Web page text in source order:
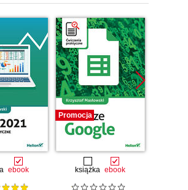
ebook
Promocja
książka ebook